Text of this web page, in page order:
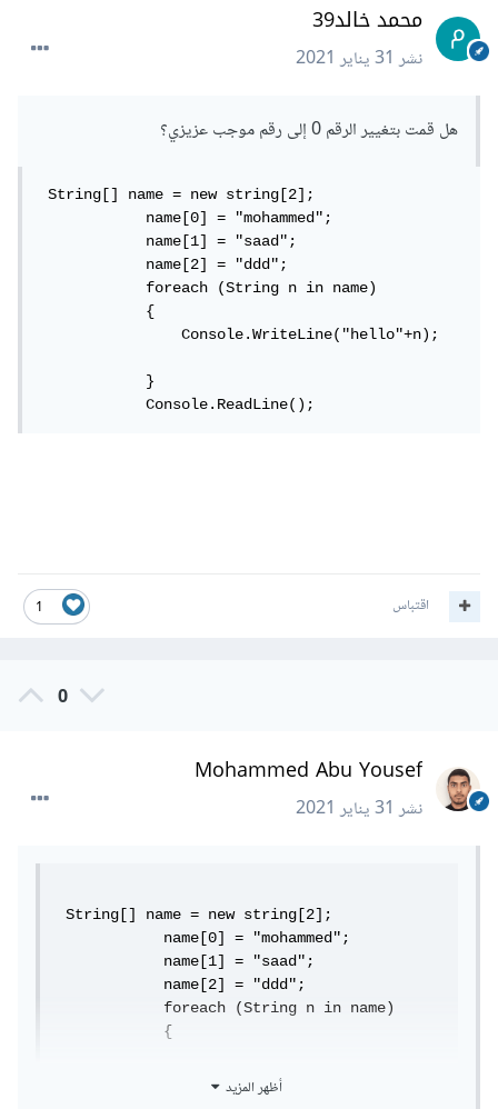
محمد خالد39
نشر31 يناير 2021
هل قمت بتغيير الرقم 0 إلى رقم موجب عزيزي؟
String[] name = new string[2];
            name[0] = "mohammed";
            name[1] = "saad";
            name[2] = "ddd";
            foreach (String n in name)
            {
                Console.WriteLine("hello"+n);
            }
            Console.ReadLine();
1 اقتباس
0
Mohammed Abu Yousef
نشر31 يناير 2021
String[] name = new string[2];
            name[0] = "mohammed";
            name[1] = "saad";
            name[2] = "ddd";
            foreach (String n in name)
            {
Console.WriteLine("hello"+n);
أظهر المزيد